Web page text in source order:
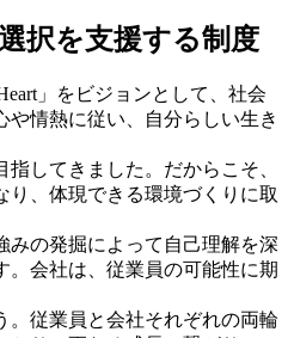
択を支援する制度
」をビジョンとして、社会
情熱に従い、自分らしい生き
してきました。だからこそ、
り、体現できる環境づくりに取
みの発掘によって自己理解を深
。会社は、従業員の可能性に期
。従業員と会社それぞれの両輪